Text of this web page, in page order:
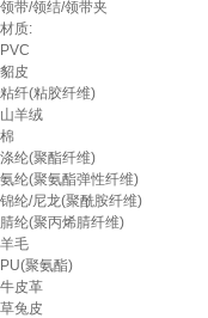
领带/领结/领带夹
材质:
PVC
貂皮
粘纤(粘胶纤维)
山羊绒
棉
涤纶(聚酯纤维)
氨纶(聚氨酯弹性纤维)
锦纶/尼龙(聚酰胺纤维)
腈纶(聚丙烯腈纤维)
羊毛
PU(聚氨酯)
牛皮革
草兔皮